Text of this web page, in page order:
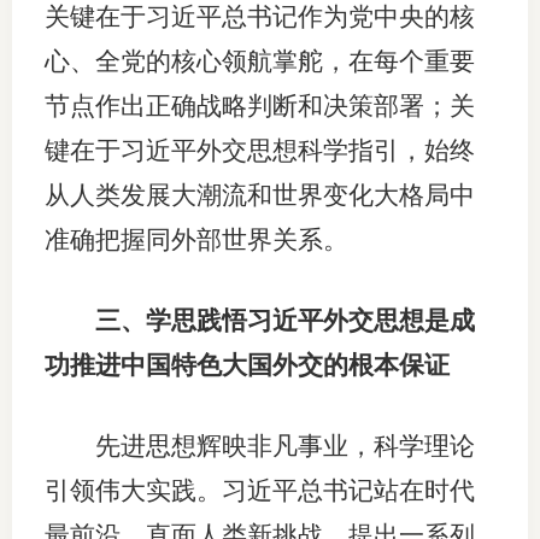
关键在于习近平总书记作为党中央的核
心、全党的核心领航掌舵，在每个重要
节点作出正确战略判断和决策部署；关
键在于习近平外交思想科学指引，始终
从人类发展大潮流和世界变化大格局中
准确把握同外部世界关系。
三、学思践悟习近平外交思想是成
功推进中国特色大国外交的根本保证
先进思想辉映非凡事业，科学理论
引领伟大实践。习近平总书记站在时代